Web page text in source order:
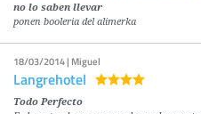
no lo saben llevar
ponen booleria del alimerka
18/03/2014 | Miguel
Langrehotel
Todo Perfecto